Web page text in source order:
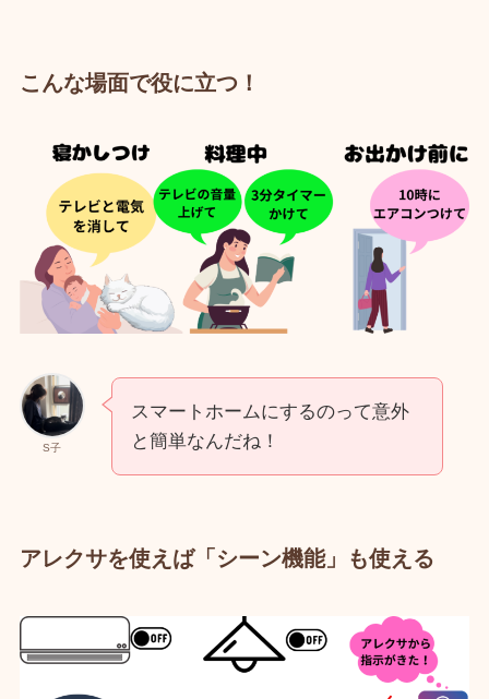
こんな場面で役に立つ！
S子
スマートホームにするのって意外
と簡単なんだね！
アレクサを使えば「シーン機能」も使える